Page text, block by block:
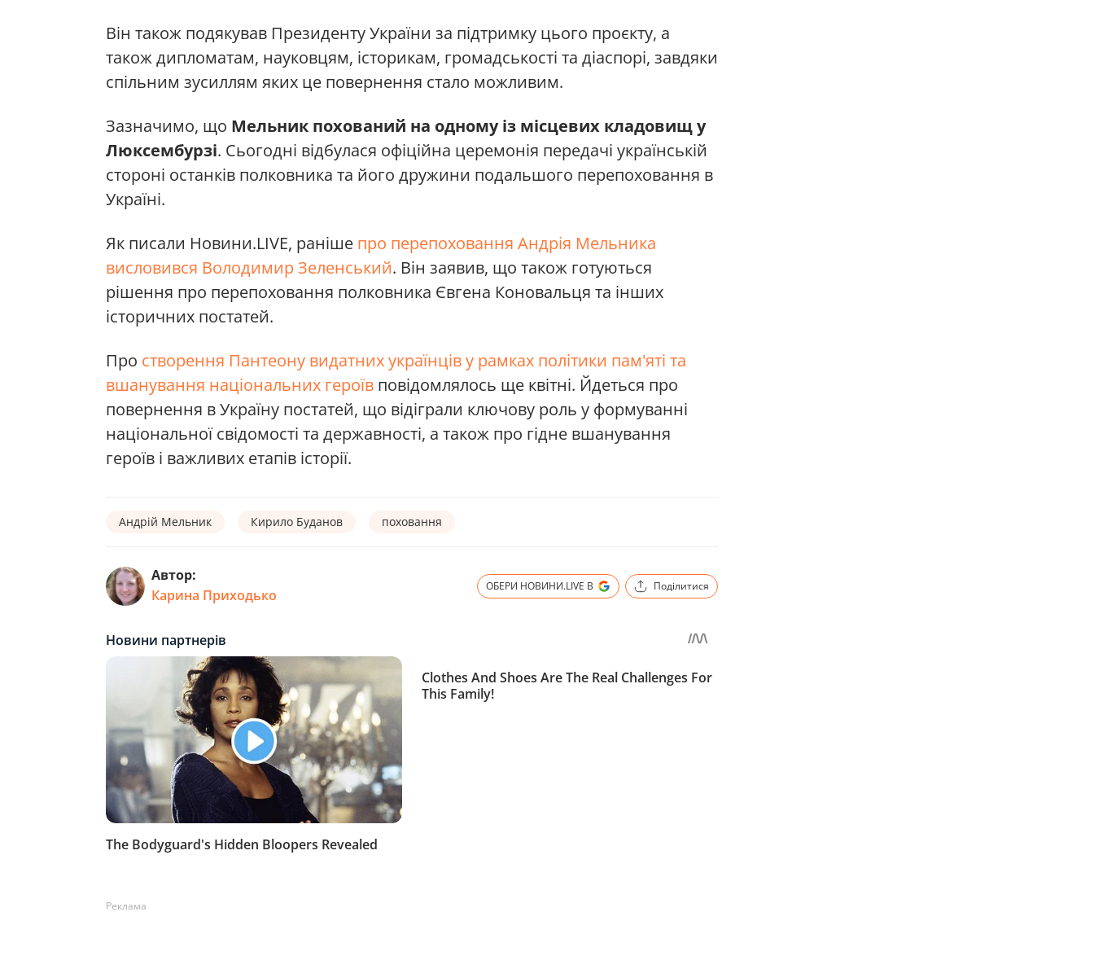
Він також подякував Президенту України за підтримку цього проєкту, а
також дипломатам, науковцям, історикам, громадськості та діаспорі, завдяки
спільним зусиллям яких це повернення стало можливим.
Зазначимо, що Мельник похований на одному із місцевих кладовищ у
Люксембурзі. Сьогодні відбулася офіційна церемонія передачі українській
стороні останків полковника та його дружини подальшого перепоховання в
Україні.
Як писали Новини.LIVE, раніше про перепоховання Андрія Мельника
висловився Володимир Зеленський. Він заявив, що також готуються
рішення про перепоховання полковника Євгена Коновальця та інших
історичних постатей.
Про створення Пантеону видатних українців у рамках політики пам'яті та
вшанування національних героїв повідомлялось ще квітні. Йдеться про
повернення в Україну постатей, що відіграли ключову роль у формуванні
національної свідомості та державності, а також про гідне вшанування
героїв і важливих етапів історії.
Андрій Мельник Кирило Буданов поховання
Автор:
Карина Приходько
ОБЕРИ НОВИНИ.LIVE В Поділитися
Реклама